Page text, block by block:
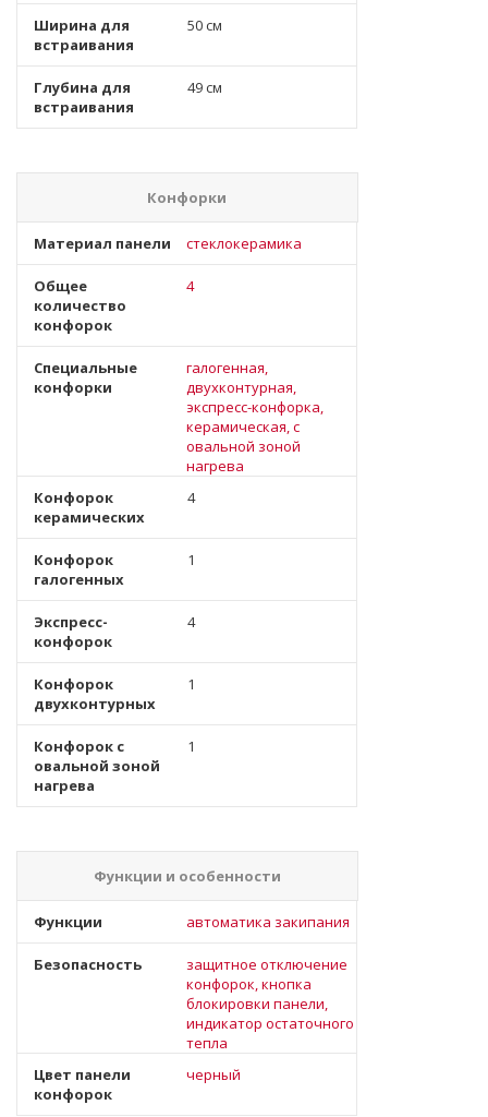
Ширина для
встраивания
50 см
Глубина для
встраивания
49 см
Конфорки
Материал панели стеклокерамика
Общее
количество
конфорок
4
Специальные
конфорки
галогенная,
двухконтурная,
экспресс-конфорка,
керамическая, с
овальной зоной
нагрева
Конфорок
керамических
4
Конфорок
галогенных
1
Экспресс-
конфорок
4
Конфорок
двухконтурных
1
Конфорок с
овальной зоной
нагрева
1
Функции и особенности
Функции автоматика закипания
Безопасность
защитное отключение
конфорок, кнопка
блокировки панели,
индикатор остаточного
тепла
Цвет панели
конфорок
черный